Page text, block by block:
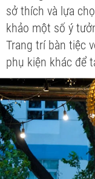
sở thích và lựa
khảo một số ý
Trang trí bàn tiệc
phụ kiện khác để